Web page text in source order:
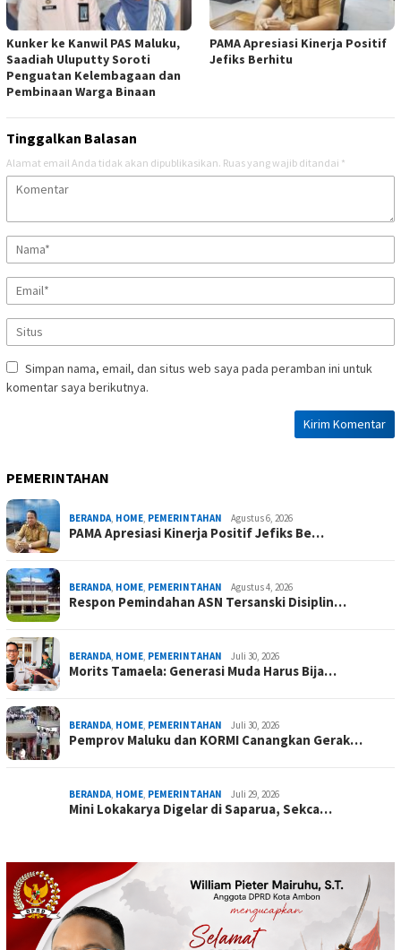
Kunker ke Kanwil PAS Maluku,
Saadiah Uluputty Soroti
Penguatan Kelembagaan dan
Pembinaan Warga Binaan
PAMA Apresiasi Kinerja Positif
Jefiks Berhitu
Tinggalkan Balasan
Alamat email Anda tidak akan dipublikasikan. Ruas yang wajib ditandai *
Simpan nama, email, dan situs web saya pada peramban ini untuk
komentar saya berikutnya.
PEMERINTAHAN
BERANDA, HOME, PEMERINTAHAN Agustus 6, 2026
PAMA Apresiasi Kinerja Positif Jefiks Be…
BERANDA, HOME, PEMERINTAHAN Agustus 4, 2026
Respon Pemindahan ASN Tersanski Disiplin…
BERANDA, HOME, PEMERINTAHAN Juli 30, 2026
Morits Tamaela: Generasi Muda Harus Bija…
BERANDA, HOME, PEMERINTAHAN Juli 30, 2026
Pemprov Maluku dan KORMI Canangkan Gerak…
BERANDA, HOME, PEMERINTAHAN Juli 29, 2026
Mini Lokakarya Digelar di Saparua, Sekca…